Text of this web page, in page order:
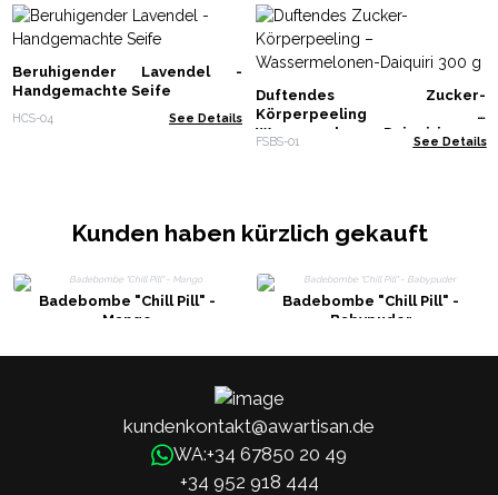
Beruhigender Lavendel -
Handgemachte Seife
HCS-04 See Details
Duftendes Zucker-
Körperpeeling –
Wassermelonen-Daiquiri 300 g
FSBS-01 See Details
Kunden haben kürzlich gekauft
Badebombe "Chill Pill" -
Mango
Badebombe "Chill Pill" -
Babypuder
kundenkontakt@awartisan.de
WA:+34 67850 20 49
+34 952 918 444